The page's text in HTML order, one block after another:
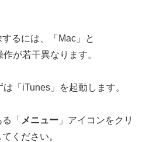
るには、「Mac」と
が若干異なります。
「iTunes」を起動します。
「 メニュー 」アイコンをクリ
ください。